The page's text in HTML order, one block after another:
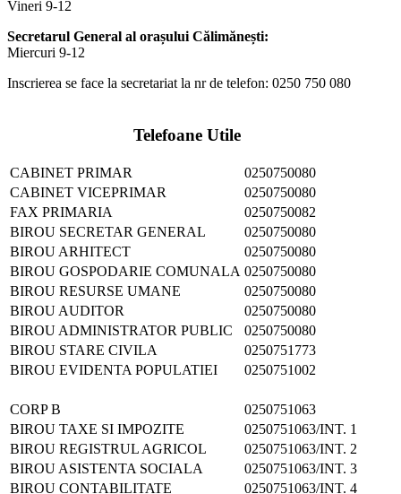
Vineri 9-12
Secretarul General al orașului Călimănești:
Miercuri 9-12
Inscrierea se face la secretariat la nr de telefon: 0250 750 080
Telefoane Utile
CABINET PRIMAR
0250750080
CABINET VICEPRIMAR
0250750080
FAX PRIMARIA
0250750082
BIROU SECRETAR GENERAL
0250750080
BIROU ARHITECT
0250750080
BIROU GOSPODARIE COMUNALA 0250750080
BIROU RESURSE UMANE
0250750080
BIROU AUDITOR
0250750080
BIROU ADMINISTRATOR PUBLIC
0250750080
BIROU STARE CIVILA
0250751773
BIROU EVIDENTA POPULATIEI
0250751002
CORP B
0250751063
BIROU TAXE SI IMPOZITE
0250751063/INT. 1
BIROU REGISTRUL AGRICOL
0250751063/INT. 2
BIROU ASISTENTA SOCIALA
0250751063/INT. 3
BIROU CONTABILITATE
0250751063/INT. 4